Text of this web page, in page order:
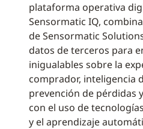
plataforma operativa
Sensormatic IQ,
de Sensormatic
datos de terceros para
inigualables sobre la
comprador, inteligencia
prevención de pérdidas
con el uso de
y el aprendizaje